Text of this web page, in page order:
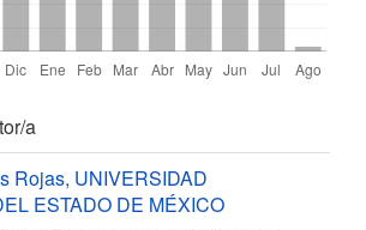
a
Rojas, UNIVERSIDAD
ESTADO DE MÉXICO